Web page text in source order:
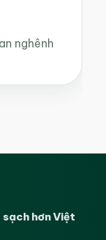
nghênh
hơn Việt